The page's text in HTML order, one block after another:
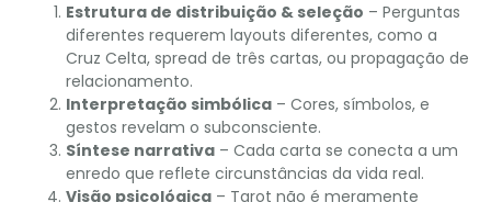
Estrutura de distribuição & seleção – Perguntas
diferentes requerem layouts diferentes, como a
Cruz Celta, spread de três cartas, ou propagação de
relacionamento.
Interpretação simbólica – Cores, símbolos, e
gestos revelam o subconsciente.
Síntese narrativa – Cada carta se conecta a um
enredo que reflete circunstâncias da vida real.
Visão psicológica – Tarot não é meramente